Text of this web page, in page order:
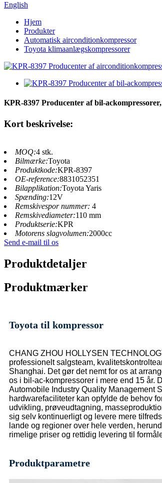
English
Hjem
Produkter
Automatisk airconditionkompressor
Toyota klimaanlægskompressorer
KPR-8397 Producenter af bil-
Kort beskrivelse:
MOQ:4 stk.
Bilmærke:Toyota
Produktkode:KPR-8397
OE-reference:8831052351
Bilapplikation:Toyota Yaris
Spænding:12V
Remskivespor nummer: 4
Remskivediameter:110 mm
Produktserie:KPR
Motorens slagvolumen:2000cc
Send e-mail til os
Produktdetaljer
Produktmærker
Toyota til kompressor
CHANG ZHOU HOLLYSEN
professionelt salgsteam,
Shanghai. Det gør det nemt for os at
os i bil-ac-kompressorer i mere end 15 år.
Automobile Industry Quality Management
hardwarefaciliteter kan opfylde de behov
udvikling, prøveudtagning,
sig selv kontinuerligt og levere mere
lande og regioner over hele verden,
rimelige priser og rettidig levering til
Produktparametre